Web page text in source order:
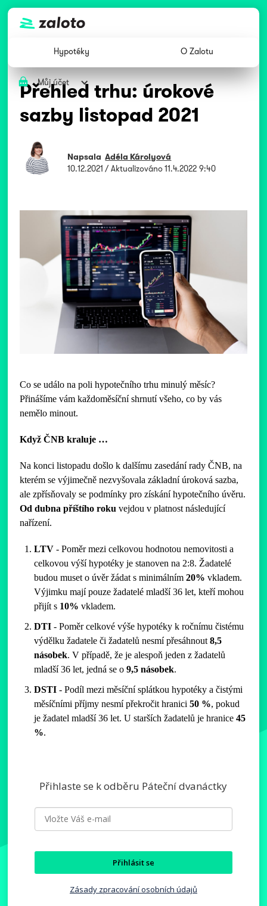
Hypotéky O Zalotu
Můj účet
Přehled trhu: úrokové
sazby listopad 2021
Napsala Adéla Károlyová
10.12.2021 / Aktualizováno11.4.2022 9:40
Co se událo na poli hypotečního trhu minulý měsíc?
Přinášíme vám každoměsíční shrnutí všeho, co by vás
nemělo minout.
Když ČNB kraluje …
Na konci listopadu došlo k dalšímu zasedání rady ČNB, na
kterém se výjimečně nezvyšovala základní úroková sazba,
ale zpřísňovaly se podmínky pro získání hypotečního úvěru.
Od dubna příštího roku vejdou v platnost následující
nařízení.
LTV - Poměr mezi celkovou hodnotou nemovitosti a
celkovou výší hypotéky je stanoven na 2:8. Žadatelé
budou muset o úvěr žádat s minimálním20% vkladem.
Výjimku mají pouze žadatelé mladší 36 let, kteří mohou
přijít s 10% vkladem.
DTI - Poměr celkové výše hypotéky k ročnímu čistému
výdělku žadatele či žadatelů nesmí přesáhnout8,5
násobek. V případě, že je alespoň jeden z žadatelů
mladší 36 let, jedná se o9,5 násobek.
DSTI - Podíl mezi měsíční splátkou hypotéky a čistými
měsíčními příjmy nesmí překročit hranici50 %, pokud
je žadatel mladší 36 let. U starších žadatelů je hranice45
%.
Přihlaste se k odběru Páteční dvanáctky
Přihlásit se
Zásady zpracování osobních údajů